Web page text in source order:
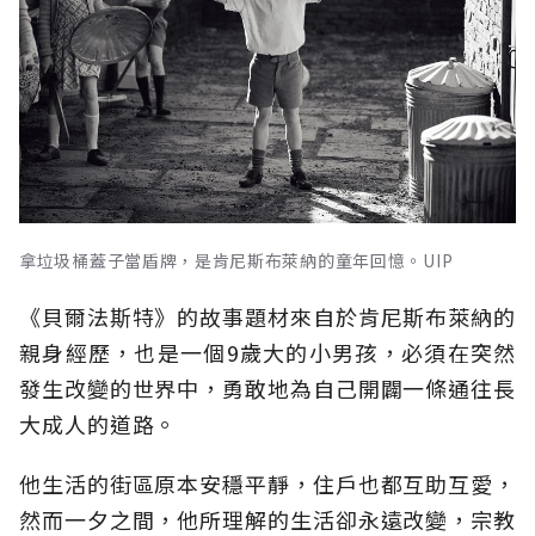
拿垃圾桶蓋子當盾牌，是肯尼斯布萊納的童年回憶。UIP
《貝爾法斯特》的故事題材來自於肯尼斯布萊納的
親身經歷，也是一個9歲大的小男孩，必須在突然
發生改變的世界中，勇敢地為自己開闢一條通往長
大成人的道路。
他生活的街區原本安穩平靜，住戶也都互助互愛，
然而一夕之間，他所理解的生活卻永遠改變，宗教